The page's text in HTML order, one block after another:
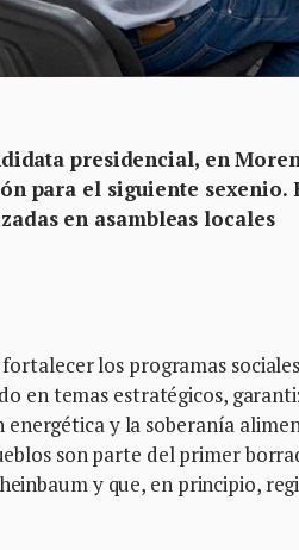
presidencial, en
para el siguiente sexenio.
en asambleas locales
los programas
en temas estratégicos,
y la soberanía
son parte del primer
y que, en principio,